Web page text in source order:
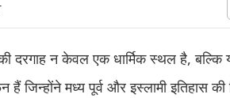
दरगाह न केवल एक धार्मिक स्थल है,
जिन्होंने मध्य पूर्व और इस्लामी इतिहास